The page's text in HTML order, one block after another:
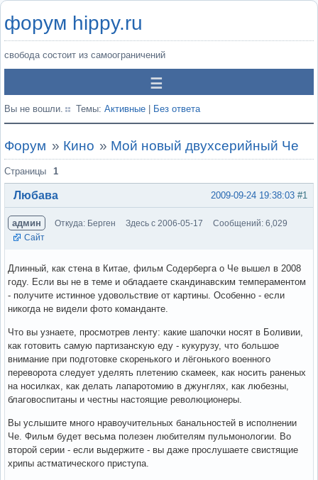
форум hippy.ru
свобода состоит из самоограничений
Вы не вошли. Темы: Активные Без ответа
Форум » Кино » Мой новый двухсерийный Че
Страницы 1
#1
2009-09-24 19:38:03
Любава
админ Откуда: Берген Здесь с 2006-05-17
Сообщений: 6,029
Сайт
Длинный, как стена в Китае, фильм Содерберга о Че вышел в 2008
году. Если вы не в теме и обладаете скандинавским темпераментом
- получите истинное удовольствие от картины. Особенно - если
никогда не видели фото команданте.
Что вы узнаете, просмотрев ленту: какие шапочки носят в Боливии,
как готовить самую партизанскую еду - кукурузу, что большое
внимание при подготовке скоренького и лёгонького военного
переворота следует уделять плетению скамеек, как носить раненых
на носилках, как делать лапаротомию в джунглях, как любезны,
благовоспитаны и честны настоящие революционеры.
Вы услышите много нравоучительных банальностей в исполнении
Че. Фильм будет весьма полезен любителям пульмонологии. Во
второй серии - если выдержите - вы даже прослушаете свистящие
хрипы астматического приступа.